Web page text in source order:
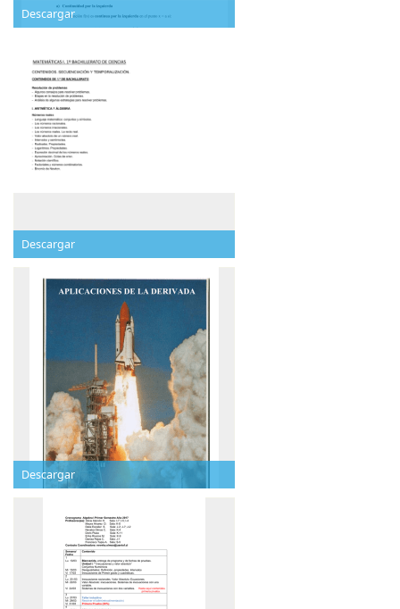
Descargar
Descargar
Descargar